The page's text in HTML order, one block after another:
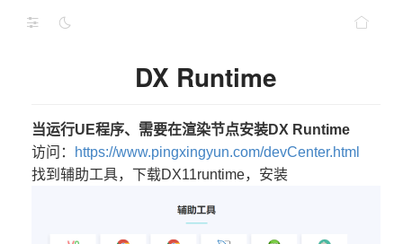
DX Runtime
当运行UE程序、需要在渲染节点安装DX Runtime
访问：
https://www.pingxingyun.com/devCenter.html
找到辅助工具，下载DX11runtime，安装